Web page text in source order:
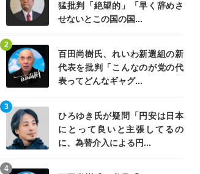
猛批判「絶望的」「早く辞めさ
せないとこの国の国...
百田尚樹氏、れいわ新選組の新
代表を批判「こんなのが党の代
表ってどんなギャグ...
2
ひろゆき氏が疑問「円安は日本
にとって良いと主張してるの
に、為替介入による円...
3
4